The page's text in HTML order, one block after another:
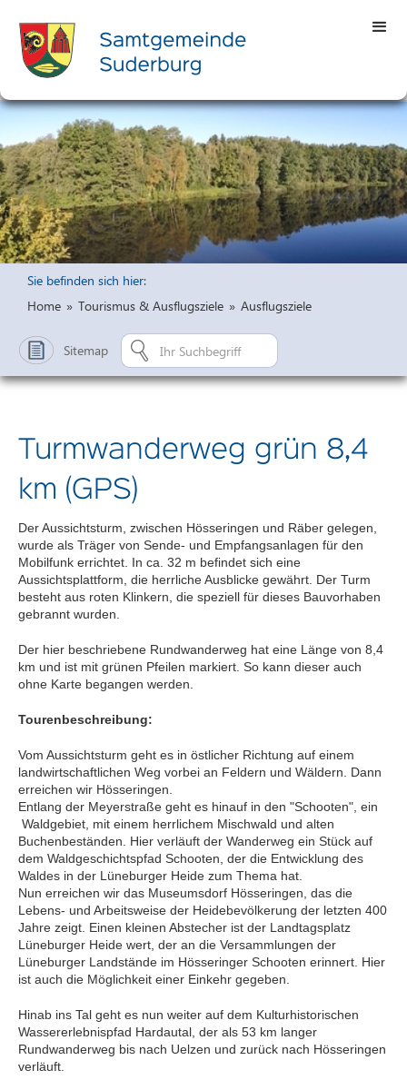
Sie befinden sich hier:
Home » Tourismus & Ausflugsziele » Ausflugsziele
Sitemap
Turmwanderweg grün 8,4
km (GPS)
Der Aussichtsturm, zwischen Hösseringen und Räber gelegen,
wurde als Träger von Sende- und Empfangsanlagen für den
Mobilfunk errichtet. In ca. 32 m befindet sich eine
Aussichtsplattform, die herrliche Ausblicke gewährt. Der Turm
besteht aus roten Klinkern, die speziell für dieses Bauvorhaben
gebrannt wurden.
Der hier beschriebene Rundwanderweg hat eine Länge von 8,4
km und ist mit grünen Pfeilen markiert. So kann dieser auch
ohne Karte begangen werden.
Tourenbeschreibung:
Vom Aussichtsturm geht es in östlicher Richtung auf einem
landwirtschaftlichen Weg vorbei an Feldern und Wäldern. Dann
erreichen wir Hösseringen.
Entlang der Meyerstraße geht es hinauf in den "Schooten", ein
Waldgebiet, mit einem herrlichem Mischwald und alten
Buchenbeständen. Hier verläuft der Wanderweg ein Stück auf
dem Waldgeschichtspfad Schooten, der die Entwicklung des
Waldes in der Lüneburger Heide zum Thema hat.
Nun erreichen wir das Museumsdorf Hösseringen, das die
Lebens- und Arbeitsweise der Heidebevölkerung der letzten 400
Jahre zeigt. Einen kleinen Abstecher ist der Landtagsplatz
Lüneburger Heide wert, der an die Versammlungen der
Lüneburger Landstände im Hösseringer Schooten erinnert. Hier
ist auch die Möglichkeit einer Einkehr gegeben.
Hinab ins Tal geht es nun weiter auf dem Kulturhistorischen
Wassererlebnispfad Hardautal, der als 53 km langer
Rundwanderweg bis nach Uelzen und zurück nach Hösseringen
verläuft.